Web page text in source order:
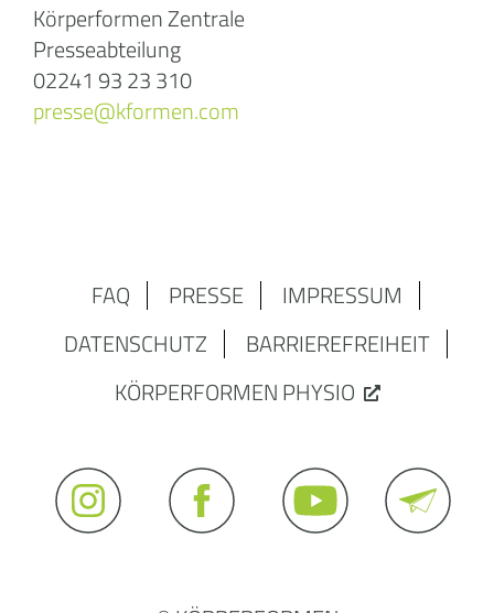
Körperformen Zentrale
Presseabteilung
02241 93 23 310
presse@kformen.com
FAQ PRESSE
IMPRESSUM
DATENSCHUTZ
BARRIEREFREIHEIT
KÖRPERFORMEN PHYSIO